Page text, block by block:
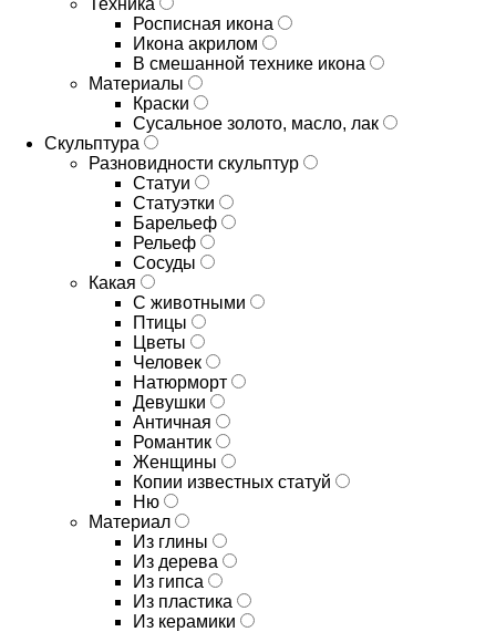
Техника
Росписная икона
Икона акрилом
В смешанной технике икона
Материалы
Краски
Сусальное золото, масло, лак
Скульптура
Разновидности скульптур
Статуи
Статуэтки
Барельеф
Рельеф
Сосуды
Какая
С животными
Птицы
Цветы
Человек
Натюрморт
Девушки
Античная
Романтик
Женщины
Копии известных статуй
Ню
Материал
Из глины
Из дерева
Из гипса
Из пластика
Из керамики